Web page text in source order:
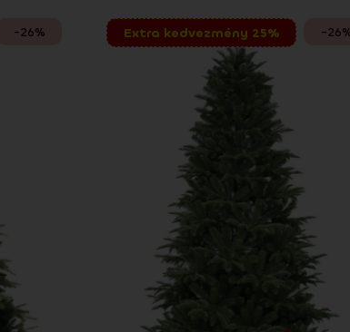
-26% -
Extra kedvezmény 25%